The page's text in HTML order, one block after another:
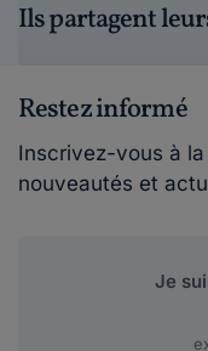
Ils partagent
Restez informé
Inscrivez-vous à
nouveautés et